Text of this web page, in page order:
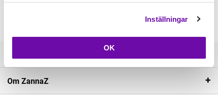
Inställningar
OK
Om ZannaZ